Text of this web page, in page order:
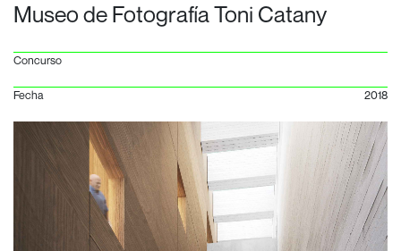
Museo de Fotografía Toni Catany
Concurso
Fecha 2018